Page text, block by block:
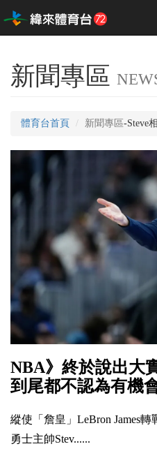
新聞專區
體育台首頁 新聞專區-Steve
NBA》終於說出大
到尾都不認為有機
縱使「詹皇」LeBron James
勇士主帥Stev......